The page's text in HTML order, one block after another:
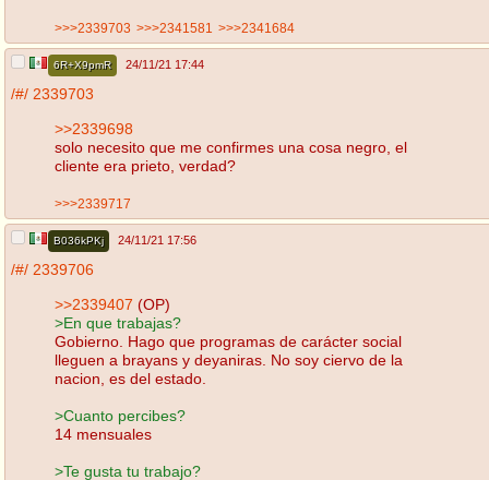
>>>2339703 >>>2341581 >>>2341684
6R+X9pmR 24/11/21 17:44
/#/ 2339703
>>2339698
solo necesito que me confirmes una cosa negro, el
cliente era prieto, verdad?
>>>2339717
B036kPKj 24/11/21 17:56
/#/ 2339706
>>2339407 (OP)
>En que trabajas?
Gobierno. Hago que programas de carácter social
lleguen a brayans y deyaniras. No soy ciervo de la
nacion, es del estado.
>Cuanto percibes?
14 mensuales
>Te gusta tu trabajo?